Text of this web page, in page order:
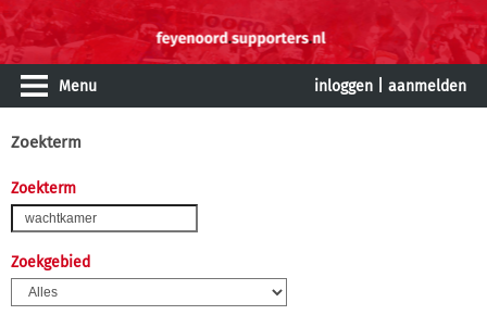
Menu inloggen aanmelden
Zoekterm
Zoekterm
Zoekgebied